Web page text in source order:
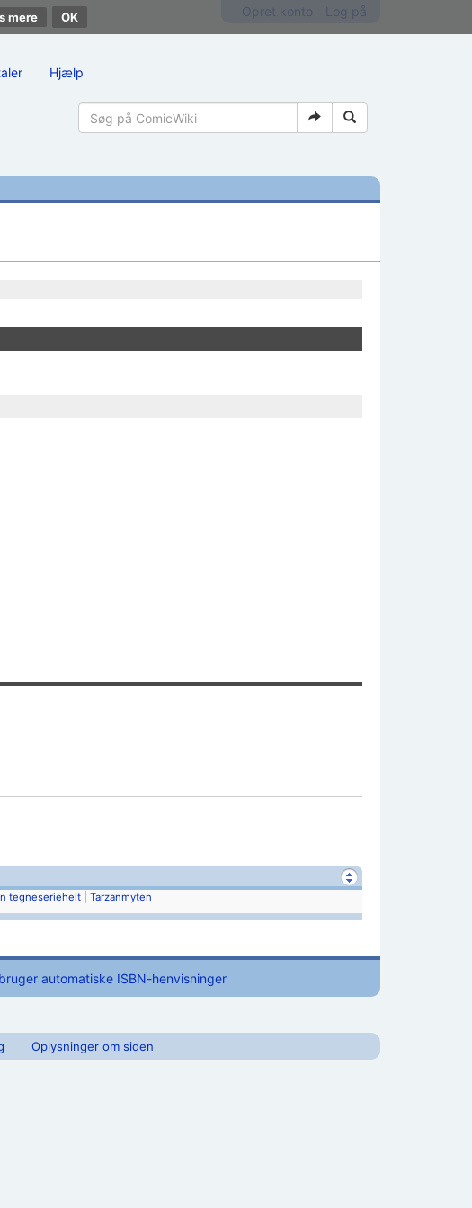
mere
Hjælp
tegneseriehelt| Tarzanmyten
automatiske ISBN-henvisninger
Oplysninger om siden